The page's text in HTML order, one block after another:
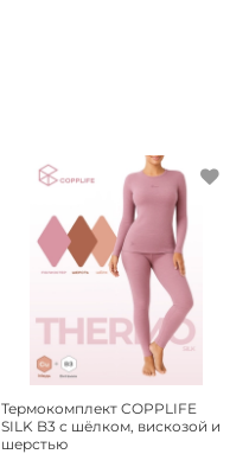
Термокомплект COPPLIFE
SILK B3 с шёлком, вискозой и
шерстью